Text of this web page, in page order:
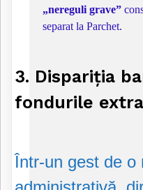
„nereguli grave”
separat la Parchet.
3. Dispariția
fondurile
Într-un gest de o